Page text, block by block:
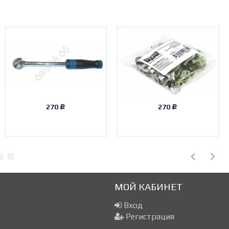
270 Р 270 Р
МОЙ КАБИНЕТ
Вход
Регистрация